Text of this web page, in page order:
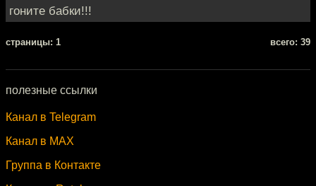
гоните бабки!!!
cтраницы: 1 всего: 39
полезные ссылки
Канал в Telegram
Канал в MAX
Группа в Контакте